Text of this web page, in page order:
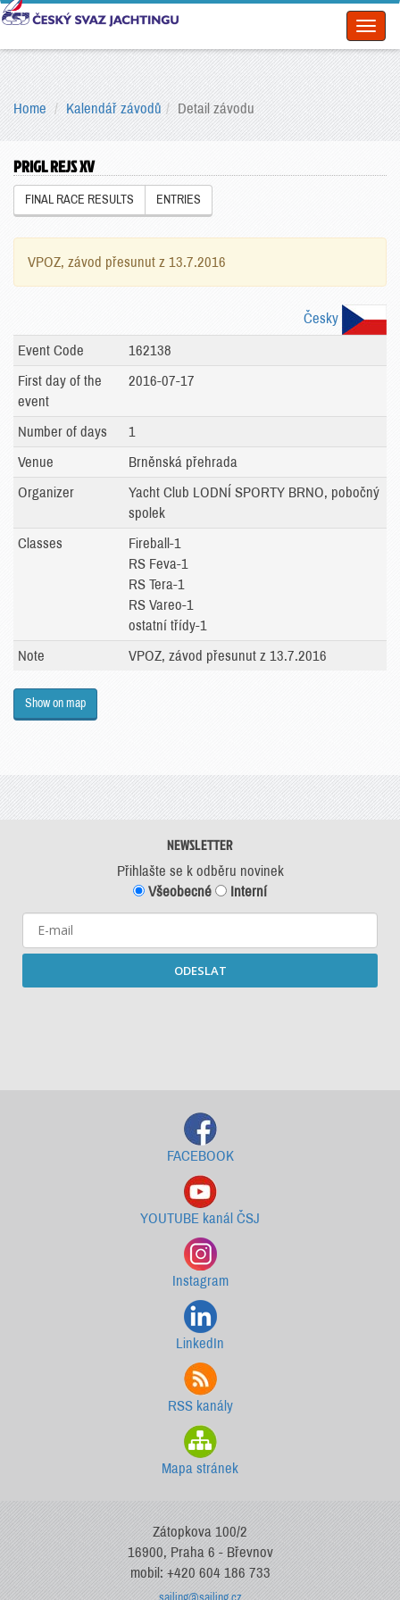
Home Kalendář závodů Detail závodu
PRIGL REJS XV
FINAL RACE RESULTS ENTRIES
VPOZ, závod přesunut z 13.7.2016
Česky
Event Code
162138
First day of the
event
2016-07-17
Number of days
1
Venue
Brněnská přehrada
Organizer
Yacht Club LODNÍ SPORTY BRNO, pobočný
spolek
Classes
Fireball-1
RS Feva-1
RS Tera-1
RS Vareo-1
ostatní třídy-1
Note
VPOZ, závod přesunut z 13.7.2016
Show on map
NEWSLETTER
Přihlašte se k odběru novinek
Všeobecné
Interní
ODESLAT
FACEBOOK
YOUTUBE kanál ČSJ
Instagram
LinkedIn
RSS kanály
Mapa stránek
Zátopkova 100/2
16900, Praha 6 - Břevnov
mobil: +420 604 186 733